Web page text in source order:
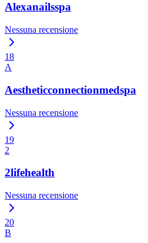
Alexanailsspa
Nessuna recensione
18
A
Aestheticconnectionmedspa
Nessuna recensione
19
2
2lifehealth
Nessuna recensione
20
B